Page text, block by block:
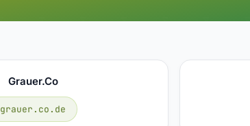
Grauer.co
grauer.co.de